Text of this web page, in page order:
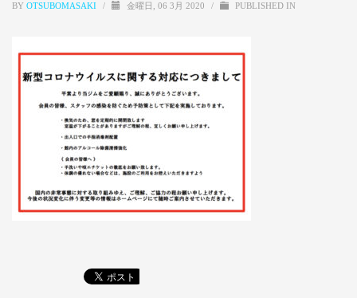
BY OTSUBOMASAKI / 金曜日, 06 3月 2020 / PUBLISHED IN